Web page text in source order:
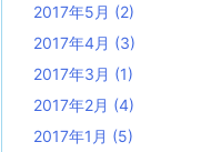
2017年5月 (2)
2017年4月 (3)
2017年3月 (1)
2017年2月 (4)
2017年1月 (5)